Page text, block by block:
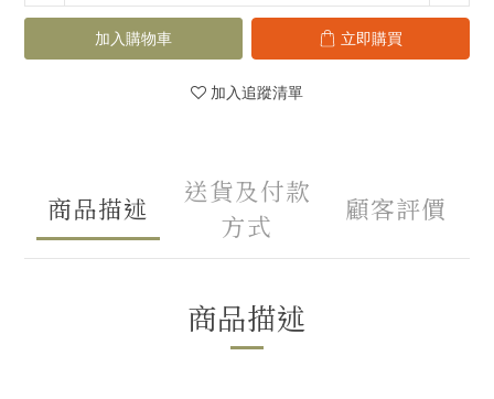
加入購物車 立即購買
加入追蹤清單
商品描述
送貨及付款
方式
顧客評價
商品描述